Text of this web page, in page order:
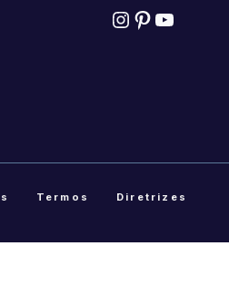
Instagram
Pinterest
YouTube
Termos Diretrizes